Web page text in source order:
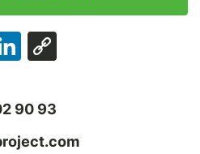
90 93